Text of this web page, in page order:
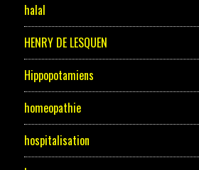
halal
HENRY DE LESQUEN
Hippopotamiens
homeopathie
hospitalisation